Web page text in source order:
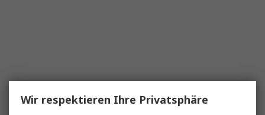
Wir respektieren Ihre Privatsphäre